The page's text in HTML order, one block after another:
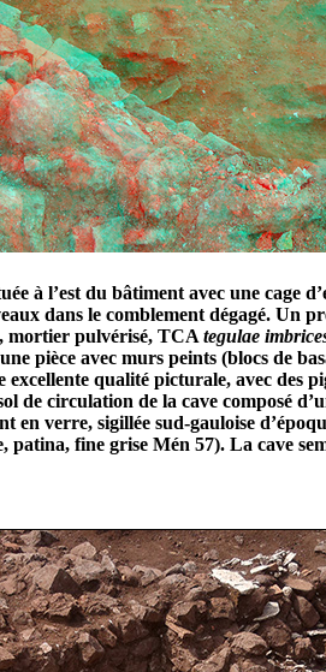
à l’est du bâtiment avec une
dans le comblement dégagé. Un
mortier pulvérisé, TCA tegulae
pièce avec murs peints (blocs de
qualité picturale, avec des
de circulation de la cave composé
en verre, sigillée sud-gauloise
fine grise Mén 57). La cave